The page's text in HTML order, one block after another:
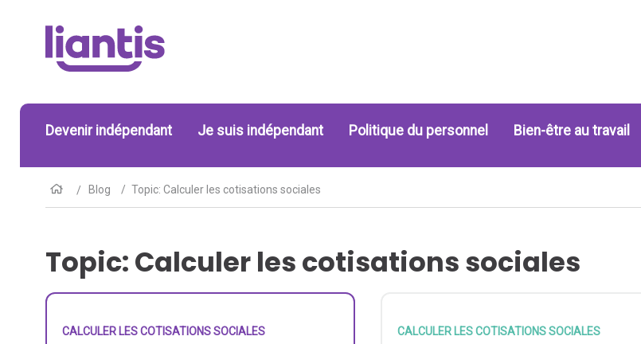
Devenir indépendant Je suis indépendant Politique du personnel Bien-être au travail
Blog Topic: Calculer les cotisations sociales
Topic: Calculer les cotisations sociales
CALCULER LES COTISATIONS SOCIALES CALCULER LES COTISATIONS SOCIALES